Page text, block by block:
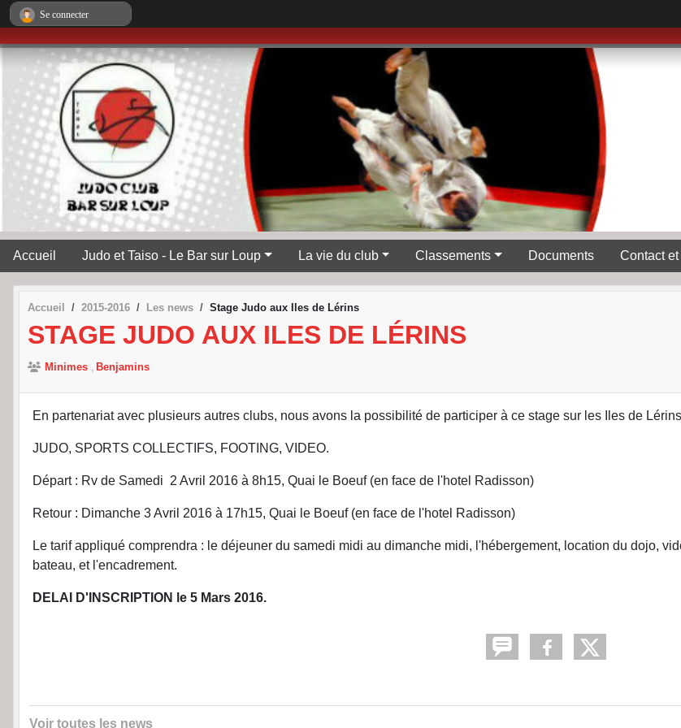
Accueil Judo et Taiso - Le Bar sur Loup La vie du club Classements Documents Contact
Accueil 2015-2016 Les news Stage Judo aux Iles de Lérins
STAGE JUDO AUX ILES DE LÉRINS
Minimes Benjamins
En partenariat avec plusieurs autres clubs, nous avons la possibilité de participer à ce stage sur les Iles de
JUDO, SPORTS COLLECTIFS, FOOTING, VIDEO.
Départ : Rv de Samedi 2 Avril 2016 à 8h15, Quai le Boeuf (en face de l'hotel Radisson)
Retour : Dimanche 3 Avril 2016 à 17h15, Quai le Boeuf (en face de l'hotel Radisson)
Le tarif appliqué comprendra : le déjeuner du samedi midi au dimanche midi, l'hébergement, location du dojo,
bateau, et l'encadrement.
DELAI D'INSCRIPTION le 5 Mars 2016.
Voir toutes les news
Se connecter
Panneau de gestion des cookies